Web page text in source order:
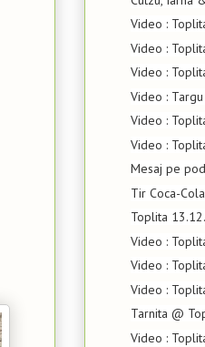
Video :
Video :
Video :
Video :
Video :
Video :
Mesaj pe
Tir Coca-
Toplita
Video :
Video :
Video :
Tarnita @
Video :